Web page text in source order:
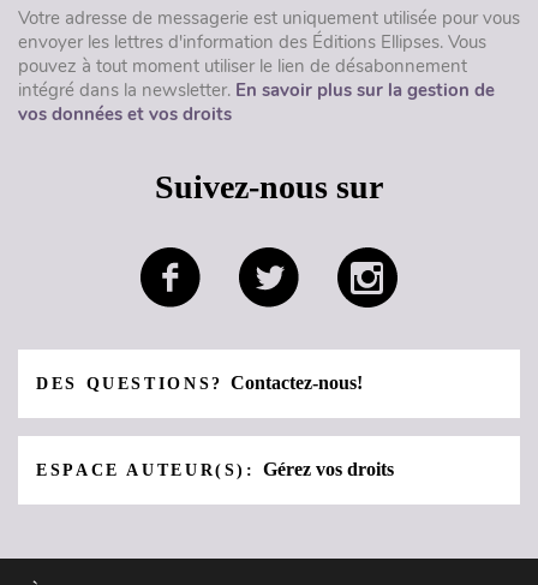
Votre adresse de messagerie est uniquement utilisée pour vous
envoyer les lettres d'information des Éditions Ellipses. Vous
pouvez à tout moment utiliser le lien de désabonnement
intégré dans la newsletter. En savoir plus sur la gestion de
vos données et vos droits
Suivez-nous sur
DES QUESTIONS?Contactez-nous!
ESPACE AUTEUR(S):Gérez vos droits